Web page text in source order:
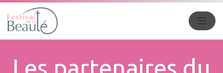
Les partenaires du